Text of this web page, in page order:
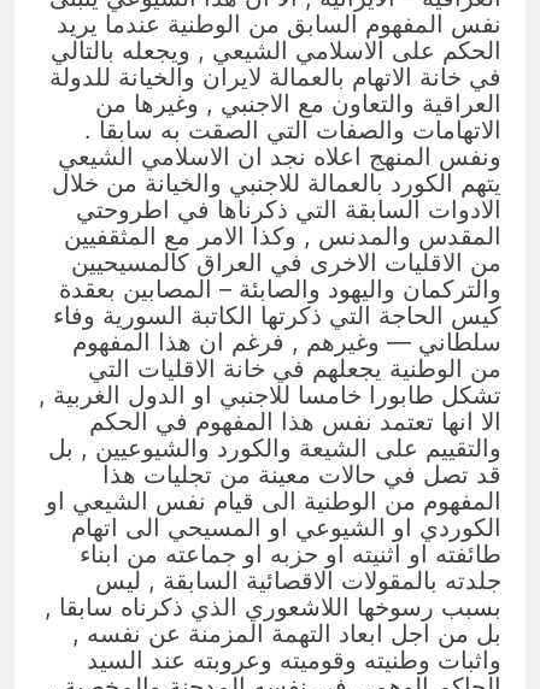
نفس المفهوم السابق من الوطنية عندما يريد
الحكم على الاسلامي الشيعي , ويجعله بالتالي
في خانة الاتهام بالعمالة لايران والخيانة للدولة
العراقية والتعاون مع الاجنبي , وغيرها من
الاتهامات والصفات التي الصقت به سابقا .
ونفس المنهج اعلاه نجد ان الاسلامي الشيعي
يتهم الكورد بالعمالة للاجنبي والخيانة من خلال
الادوات السابقة التي ذكرناها في اطروحتي
المقدس والمدنس , وكذا الامر مع المثقفيين
من الاقليات الاخرى في العراق كالمسيحيين
والتركمان واليهود والصابئة – المصابين بعقدة
كيس الحاجة التي ذكرتها الكاتبة السورية وفاء
سلطاني — وغيرهم , فرغم ان هذا المفهوم
من الوطنية يجعلهم في خانة الاقليات التي
تشكل طابورا خامسا للاجنبي او الدول الغربية ,
الا انها تعتمد نفس هذا المفهوم في الحكم
والتقييم على الشيعة والكورد والشيوعيين , بل
قد تصل في حالات معينة من تجليات هذا
المفهوم من الوطنية الى قيام نفس الشيعي او
الكوردي او الشيوعي او المسيحي الى اتهام
طائفته او اثنيته او حزبه او جماعته من ابناء
جلدته بالمقولات الاقصائية السابقة , ليس
بسبب رسوخها اللاشعوري الذي ذكرناه سابقا ,
بل من اجل ابعاد التهمة المزمنة عن نفسه ,
واثبات وطنيته وقوميته وعروبته عند السيد